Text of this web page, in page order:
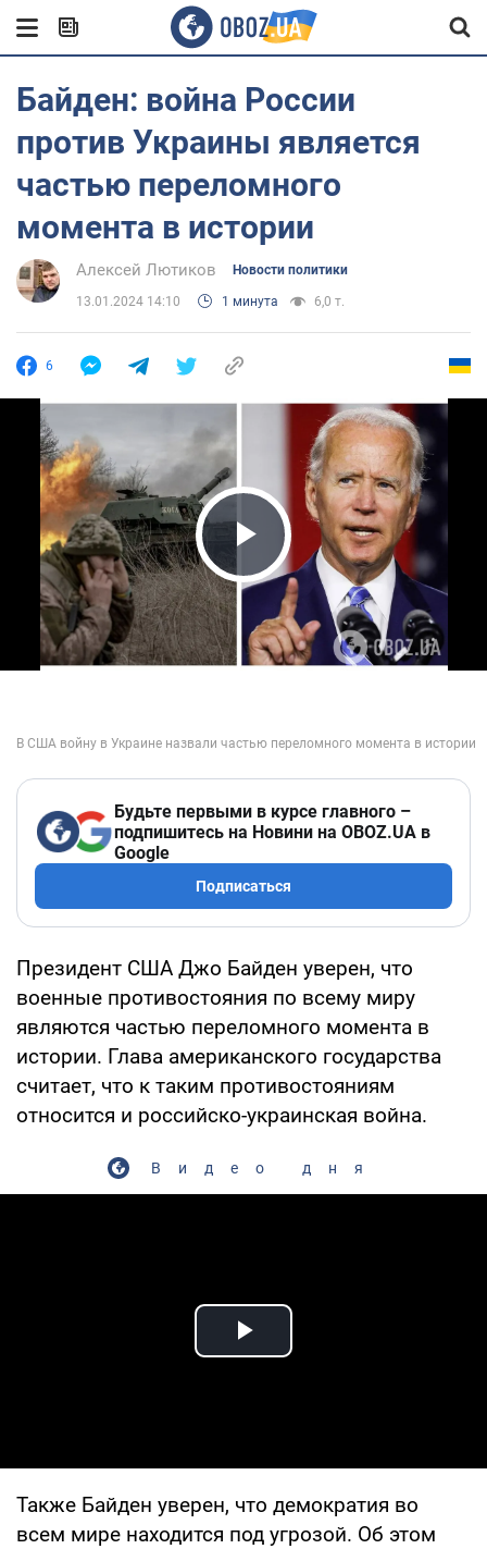
Байден: война России
против Украины является
частью переломного
момента в истории
Алексей Лютиков Новости политики
13.01.2024 14:10 1 минута 6,0 т.
6
Play Video
Будьте первыми в курсе главного –
подпишитесь на Новини на OBOZ.UA в
Google
Подписаться
Президент США Джо Байден уверен, что
военные противостояния по всему миру
являются частью переломного момента в
истории. Глава американского государства
считает, что к таким противостояниям
относится и российско-украинская война.
Видео дня
Play Video
Также Байден уверен, что демократия во
всем мире находится под угрозой. Об этом